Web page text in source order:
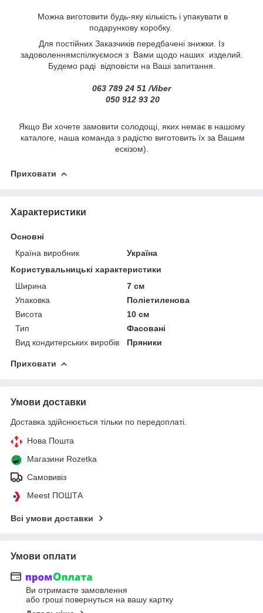
Можна виготовити будь-яку кількість і упакувати в
подарункову коробку.
Для постійних Заказчиків передбачені знижки. Із
задоволеннямспілкуємося з Вами щодо наших изделий.
Будемо раді відповісти на Ваші запитання.
063 789 24 51 /Viber
050 912 93 20
Якщо Ви хочете замовити солодощі, яких немає в нашому
каталоге, наша команда з радістю виготовить їх за Вашим
ескізом).
Приховати
Характеристики
Основні
Країна виробник
Україна
Користувальницькі характеристики
Ширина
7 см
Упаковка
Поліетиленова
Висота
10 см
Тип
Фасовані
Вид кондитерських виробів
Пряники
Приховати
Умови доставки
Доставка здійснюється тільки по передоплаті.
Нова Пошта
Магазини Rozetka
Самовивіз
Meest ПОШТА
Всі умови доставки
Умови оплати
Ви отримаєте замовлення
або гроші повернуться на вашу картку